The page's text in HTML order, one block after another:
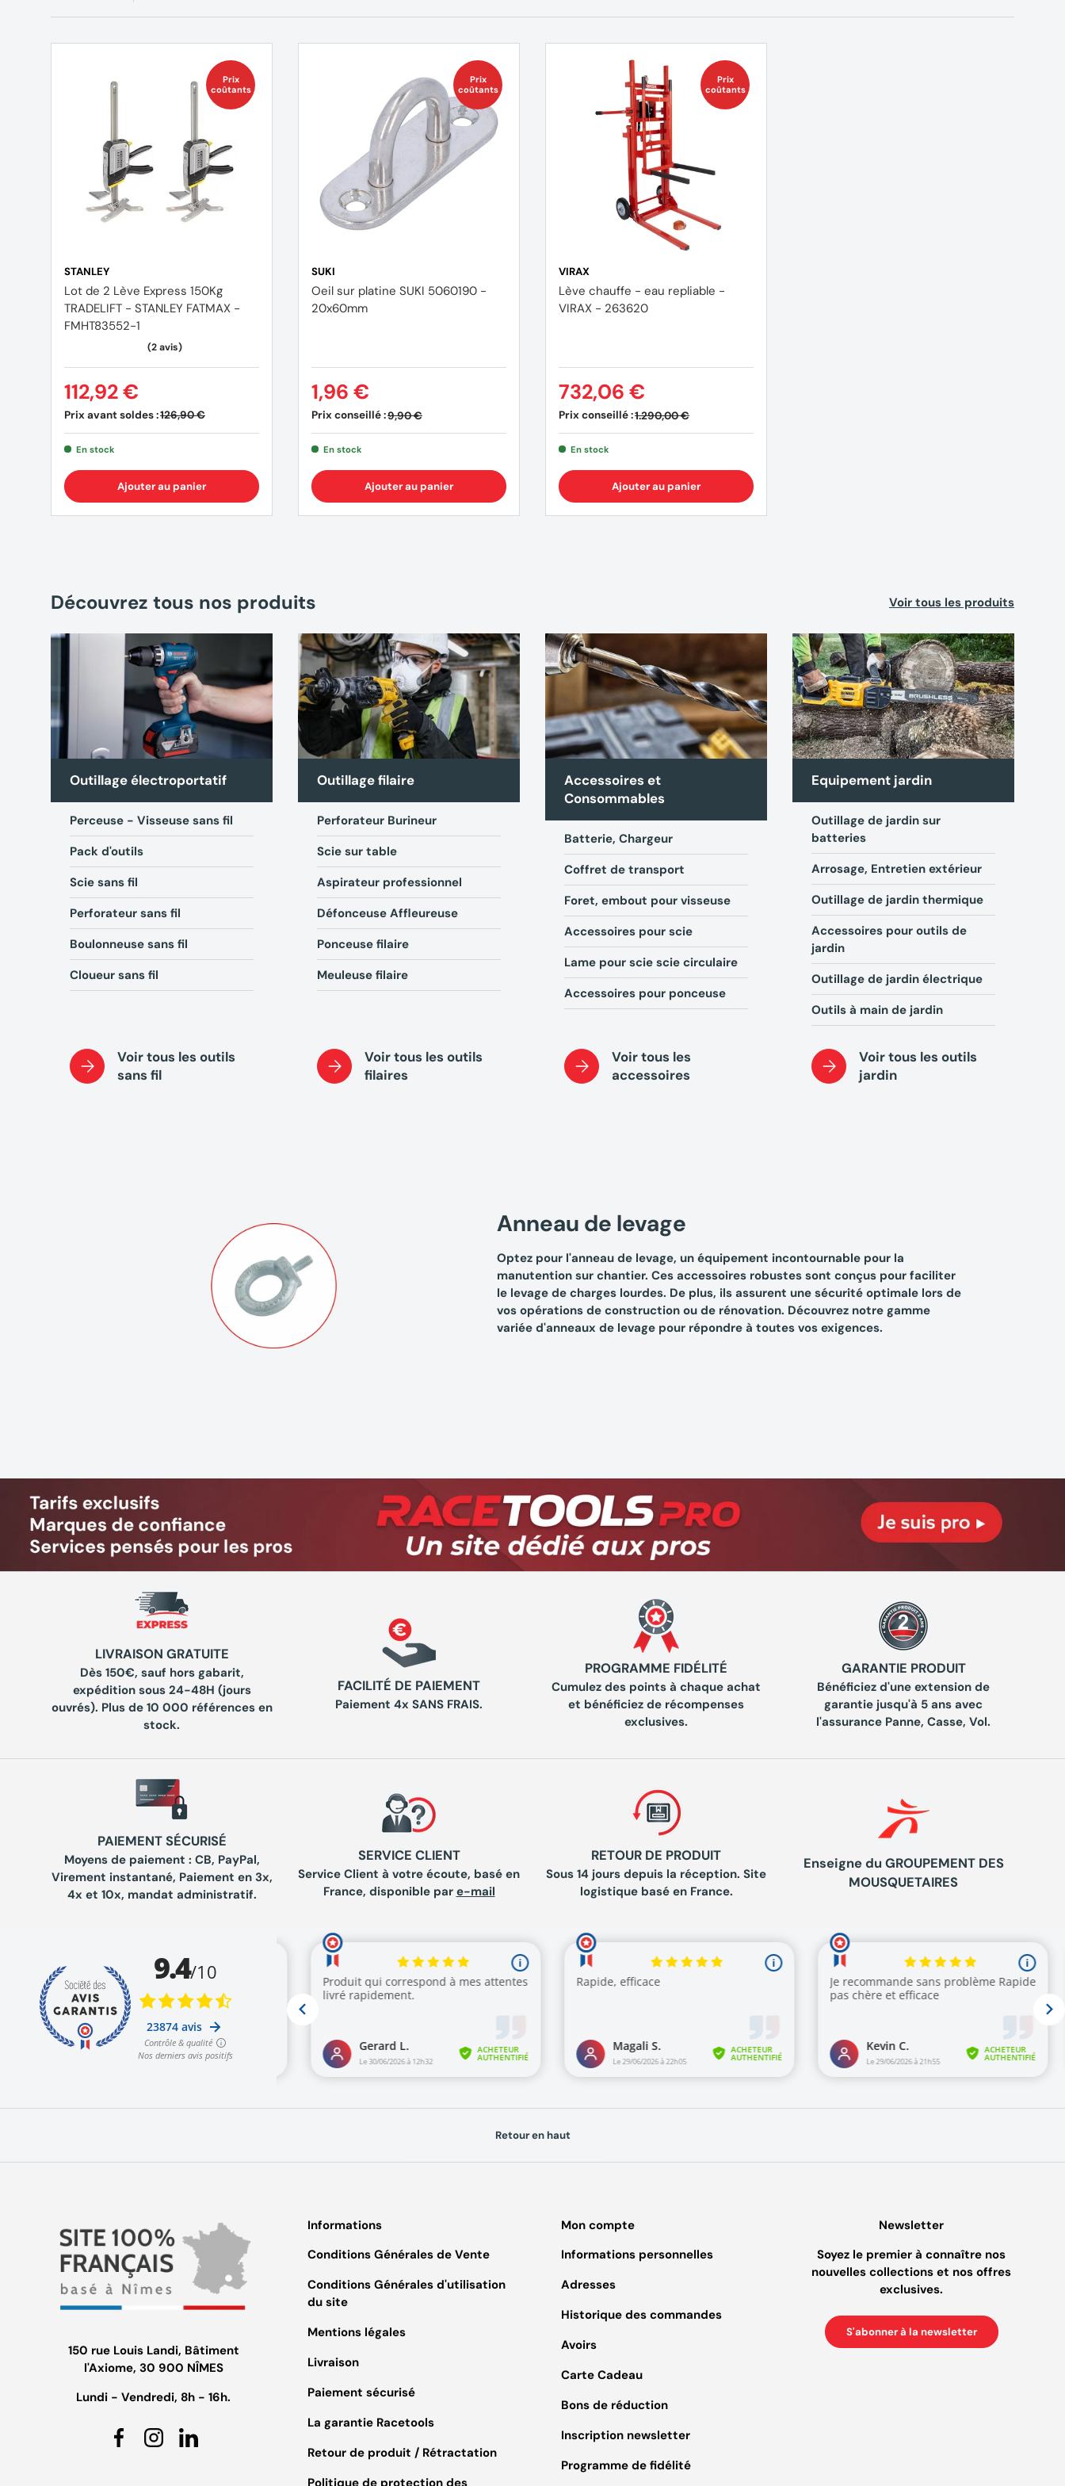
Prix
coûtants
STANLEY
Lot de 2 Lève Express 150Kg
TRADELIFT - STANLEY FATMAX -
FMHT83552-1
(2 avis)
Prix avant soldes :
112,92 €
126,90 €
En stock
Ajouter au panier
Prix
coûtants
SUKI
Oeil sur platine SUKI 5060190 -
20x60mm
Prix conseillé :9,90 €
1,96 €
En stock
Ajouter au panier
Prix
coûtants
VIRAX
Lève chauffe - eau repliable -
VIRAX - 263620
Prix conseillé :1.290,00 €
732,06 €
En stock
Ajouter au panier
Découvrez tous nos produits Voir tous les produits
Outillage électroportatif
Perceuse - Visseuse sans fil
Pack d'outils
Scie sans fil
Perforateur sans fil
Boulonneuse sans fil
Cloueur sans fil
Voir tous les outils
sans fil
Outillage filaire
Perforateur Burineur
Scie sur table
Aspirateur professionnel
Défonceuse Affleureuse
Ponceuse filaire
Meuleuse filaire
Voir tous les outils
filaires
Accessoires et
Consommables
Batterie, Chargeur
Coffret de transport
Foret, embout pour visseuse
Accessoires pour scie
Lame pour scie scie circulaire
Accessoires pour ponceuse
Voir tous les
accessoires
Equipement jardin
Outillage de jardin sur
batteries
Arrosage, Entretien extérieur
Outillage de jardin thermique
Accessoires pour outils de
jardin
Outillage de jardin électrique
Outils à main de jardin
Voir tous les outils
jardin
Anneau de levage
Optez pour l'anneau de levage, un équipement incontournable pour la
manutention sur chantier. Ces accessoires robustes sont conçus pour faciliter
le levage de charges lourdes. De plus, ils assurent une sécurité optimale lors de
vos opérations de construction ou de rénovation. Découvrez notre gamme
variée d'anneaux de levage pour répondre à toutes vos exigences.
LIVRAISON GRATUITE
Dès 150€, sauf hors gabarit,
expédition sous 24-48H (jours
ouvrés). Plus de 10 000 références en
stock.
FACILITÉ DE PAIEMENT
Paiement 4x SANS FRAIS.
PROGRAMME FIDÉLITÉ
Cumulez des points à chaque achat
et bénéficiez de récompenses
exclusives.
GARANTIE PRODUIT
Bénéficiez d'une extension de
garantie jusqu'à 5 ans avec
l'assurance Panne, Casse, Vol.
PAIEMENT SÉCURISÉ
Moyens de paiement : CB, PayPal,
Virement instantané, Paiement en 3x,
4x et 10x, mandat administratif.
SERVICE CLIENT
Service Client à votre écoute, basé en
France, disponible par e-mail
RETOUR DE PRODUIT
Sous 14 jours depuis la réception. Site
logistique basé en France.
Enseigne du GROUPEMENT DES
MOUSQUETAIRES
Retour en haut
150 rue Louis Landi, Bâtiment
l'Axiome, 30 900 NÎMES
Lundi - Vendredi, 8h - 16h.
FacebookInstagramLinkedin
Informations
Conditions Générales de Vente
Conditions Générales d'utilisation
du site
Mentions légales
Livraison
Paiement sécurisé
La garantie Racetools
Retour de produit / Rétractation
Politique de protection des
Mon compte
Informations personnelles
Adresses
Historique des commandes
Avoirs
Carte Cadeau
Bons de réduction
Inscription newsletter
Programme de fidélité
Newsletter
Soyez le premier à connaître nos
nouvelles collections et nos offres
exclusives.
S'abonner à la newsletter